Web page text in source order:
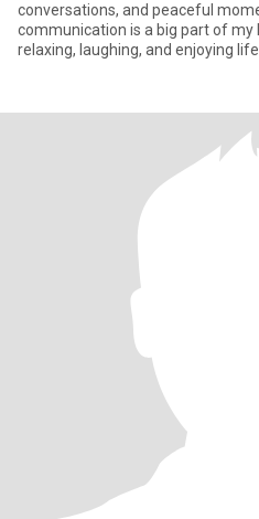
conversations, and peaceful
communication is a big part of my
relaxing, laughing, and enjoying